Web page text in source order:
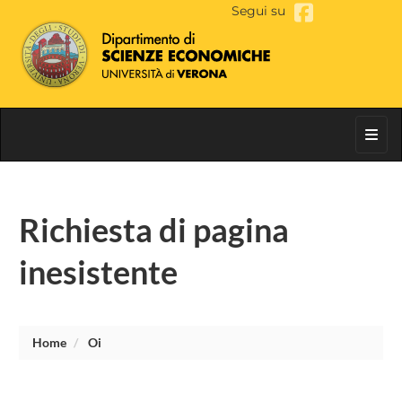
Segui su
Richiesta di pagina
inesistente
Home Oi